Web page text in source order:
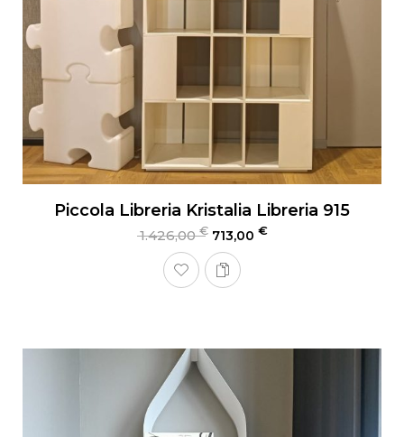
Piccola Libreria Kristalia Libreria 915
1.426,00€ 713,00 €